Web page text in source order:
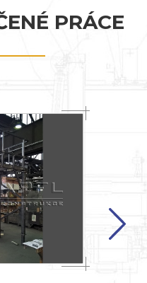
PRÁCE
Previous